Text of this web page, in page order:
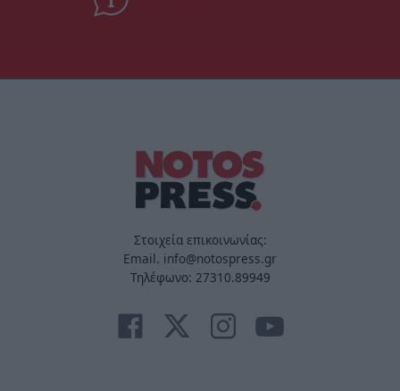
Στοιχεία επικοινωνίας:
Email. info@notospress.gr
Τηλέφωνο: 27310.89949